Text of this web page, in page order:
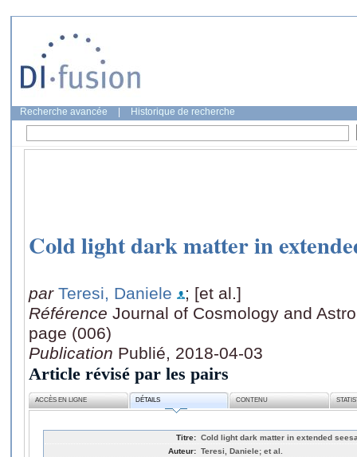
Recherche avancée Historique de recherche
Cold light dark matter in
par Teresi, Daniele
; [et al.]
Référence Journal of Cosmology and
page (006)
Publication Publié, 2018-04-03
Article révisé par les pairs
ACCÈS EN LIGNE DÉTAILS CONTENU
Titre: Cold light dark matter in extended
Auteur: Teresi, Daniele; et al.